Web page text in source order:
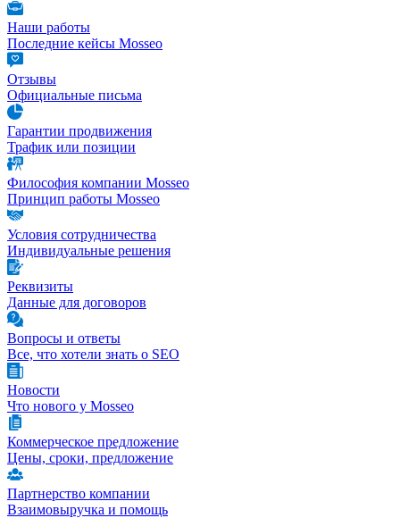
Наши работы
Последние кейсы Mosseo
Отзывы
Официальные письма
Гарантии продвижения
Трафик или позиции
Философия компании Mosseo
Принцип работы Mosseo
Условия сотрудничества
Индивидуальные решения
Реквизиты
Данные для договоров
Вопросы и ответы
Все, что хотели знать о SEO
Новости
Что нового у Mosseo
Коммерческое предложение
Цены, сроки, предложение
Партнерство компании
Взаимовыручка и помощь